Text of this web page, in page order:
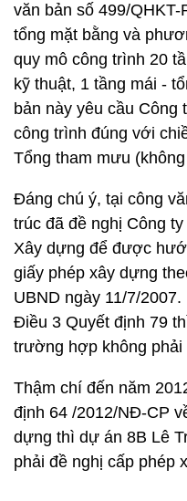
văn bản số 499/
tổng mặt bằng và
quy mô công trình 20
kỹ thuật, 1 tầng mái -
bản này yêu cầu Công
công trình đúng với
Tổng tham mưu
Đáng chú ý, tại công
trúc đã đề nghị Công
Xây dựng để được
giấy phép xây dựng
UBND ngày 11/7/
Điều 3 Quyết định 79
trường hợp không phải
Thậm chí đến năm
định 64 /2012/NĐ-CP
dựng thì dự án 8B Lê
phải đề nghị cấp phép